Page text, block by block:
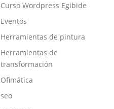
Curso Wordpress Egibide
Eventos
Herramientas de pintura
Herramientas de
transformación
Ofimática
seo